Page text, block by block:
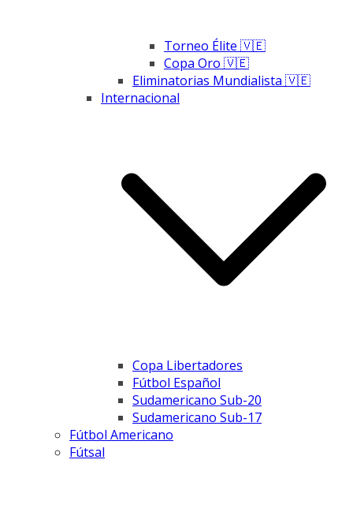
Torneo Élite 🇻🇪
Copa Oro 🇻🇪
Eliminatorias Mundialista 🇻🇪
Internacional
Copa Libertadores
Fútbol Español
Sudamericano Sub-20
Sudamericano Sub-17
Fútbol Americano
Fútsal